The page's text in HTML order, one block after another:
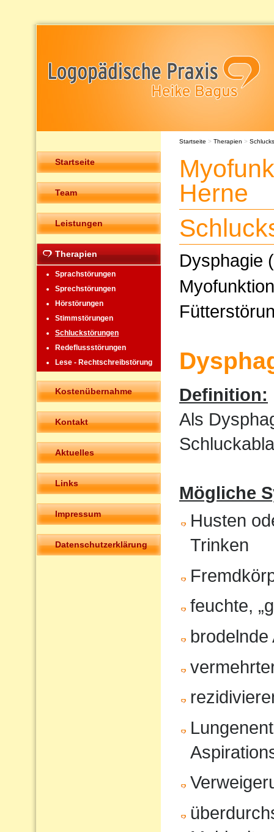
Startseite
Team
Leistungen
Therapien
Sprachstörungen
Sprechstörungen
Hörstörungen
Stimmstörungen
Schluckstörungen
Redeflussstörungen
Lese - Rechtschreibstörung
Kostenübernahme
Kontakt
Aktuelles
Links
Impressum
Datenschutzerklärung
Startseite > Therapien >
Herne
Dysphagie
Definition:
Als
Mögliche
Husten
Trinken
feuchte,
brodelnde